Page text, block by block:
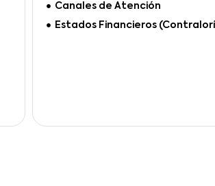
Canales de Atención
Estados Financieros